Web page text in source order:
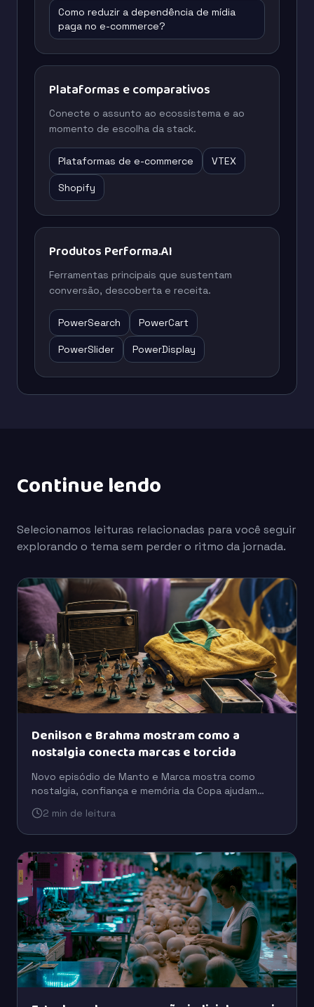
Como reduzir a dependência de mídia
paga no e-commerce?
Plataformas e comparativos
Conecte o assunto ao ecossistema e ao
momento de escolha da stack.
Plataformas de e-commerce VTEX
Shopify
Produtos Performa.AI
Ferramentas principais que sustentam
conversão, descoberta e receita.
PowerSearch PowerCart
PowerSlider PowerDisplay
Continue lendo
Selecionamos leituras relacionadas para você seguir
explorando o tema sem perder o ritmo da jornada.
Denilson e Brahma mostram como a
nostalgia conecta marcas e torcida
Novo episódio de Manto e Marca mostra como
nostalgia, confiança e memória da Copa ajudam
da torcida.
2 min de leitura